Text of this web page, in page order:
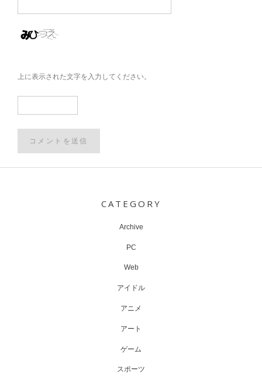
上に表示された文字を入力してください。
CATEGORY
Archive
PC
Web
アイドル
アニメ
アート
ゲーム
スポーツ